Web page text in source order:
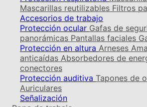
Mascarillas reutilizables Filtros
Accesorios de trabajo
Protección ocular Gafas de
panorámicas Pantallas faciales
Protección en altura Arneses
anticaídas Absorbedores de
conectores
Protección auditiva Tapones de
Auriculares
Señalización